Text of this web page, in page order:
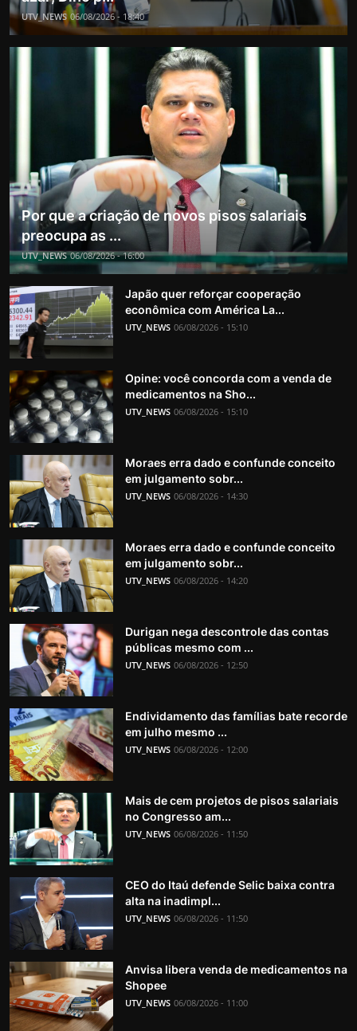
UTV_NEWS 06/08/2026 - 18:40
Por que a criação de novos pisos salariais
preocupa as ...
UTV_NEWS 06/08/2026 - 16:00
Japão quer reforçar cooperação
econômica com América La...
UTV_NEWS 06/08/2026 - 15:10
Opine: você concorda com a venda de
medicamentos na Sho...
UTV_NEWS 06/08/2026 - 15:10
Moraes erra dado e confunde conceito
em julgamento sobr...
UTV_NEWS 06/08/2026 - 14:30
Moraes erra dado e confunde conceito
em julgamento sobr...
UTV_NEWS 06/08/2026 - 14:20
Durigan nega descontrole das contas
públicas mesmo com ...
UTV_NEWS 06/08/2026 - 12:50
Endividamento das famílias bate recorde
em julho mesmo ...
UTV_NEWS 06/08/2026 - 12:00
Mais de cem projetos de pisos salariais
no Congresso am...
UTV_NEWS 06/08/2026 - 11:50
CEO do Itaú defende Selic baixa contra
alta na inadimpl...
UTV_NEWS 06/08/2026 - 11:50
Anvisa libera venda de medicamentos na
Shopee
UTV_NEWS 06/08/2026 - 11:00